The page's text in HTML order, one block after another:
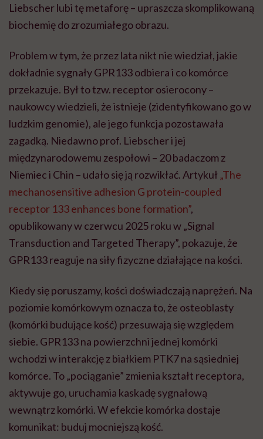
Liebscher lubi tę metaforę – upraszcza skomplikowaną
biochemię do zrozumiałego obrazu.
Problem w tym, że przez lata nikt nie wiedział, jakie
dokładnie sygnały GPR133 odbiera i co komórce
przekazuje. Był to tzw. receptor osierocony –
naukowcy wiedzieli, że istnieje (zidentyfikowano go w
ludzkim genomie), ale jego funkcja pozostawała
zagadką. Niedawno prof. Liebscher i jej
międzynarodowemu zespołowi – 20 badaczom z
Niemiec i Chin – udało się ją rozwikłać. Artykuł „The
mechanosensitive adhesion G protein-coupled
receptor 133 enhances bone formation”,
opublikowany w czerwcu 2025 roku w „Signal
Transduction and Targeted Therapy”, pokazuje, że
GPR133 reaguje na siły fizyczne działające na kości.
Kiedy się poruszamy, kości doświadczają naprężeń. Na
poziomie komórkowym oznacza to, że osteoblasty
(komórki budujące kość) przesuwają się względem
siebie. GPR133 na powierzchni jednej komórki
wchodzi w interakcję z białkiem PTK7 na sąsiedniej
komórce. To „pociąganie” zmienia kształt receptora,
aktywuje go, uruchamia kaskadę sygnałową
wewnątrz komórki. W efekcie komórka dostaje
komunikat: buduj mocniejszą kość.